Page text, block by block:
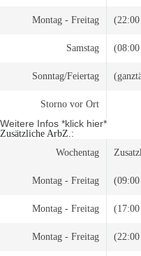
Montag - Freitag
Samstag
Sonntag/Feiertag
Storno vor Ort
Weitere Infos *klick hier*
Zusätzliche ArbZ.:
Wochentag
Montag - Freitag
Montag - Freitag
Montag - Freitag